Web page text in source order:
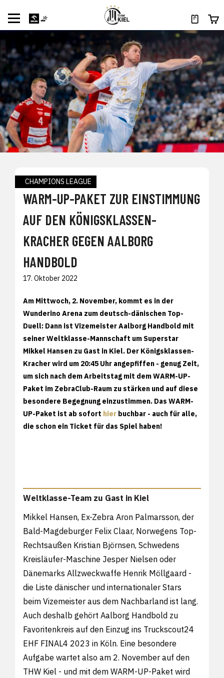
CHAMPIONS LEAGUE
WARM-UP-PAKET ZUR EINSTIMMUNG
AUF DEN KÖNIGSKLASSEN-
KRACHER GEGEN AALBORG
HANDBOLD
17. Oktober 2022
Am Mittwoch, 2. November, kommt es in der
Wunderino Arena zum deutsch-dänischen Top-
Duell: Dann ist Vizemeister Aalborg Handbold mit
seiner Weltklasse-Mannschaft um Superstar
Mikkel Hansen zu Gast in Kiel. Der Königsklassen-
Kracher wird um 20:45 Uhr angepfiffen - genug Zeit,
um sich nach dem Arbeitstag mit dem WARM-UP-
Paket im ZebraClub-Raum zu stärken und auf diese
besondere Begegnung einzustimmen. Das WARM-
UP-Paket ist ab sofort hier buchbar - auch für alle,
die schon ein Ticket für das Spiel haben!
Weltklasse-Team zu Gast in Kiel
Mikkel Hansen, Ex-Zebra Aron Palmarsson, der
Bald-Magdeburger Felix Claar, Norwegens Top-
Rechtsaußen Kristian Björnsen, Schwedens
Kreisläufer-Maschine Jesper Nielsen oder
Dänemarks Allzweckwaffe Henrik Möllgaard -
die Liste dänischer und internationaler Stars
beim Vizemeister aus dem Nachbarland ist lang.
Auch deshalb gehört Aalborg Handbold zu
Favoritenkreis auf den Einzug ins Truckscout24
EHF FINAL4 2023 in Köln. Eine besondere
Aufgabe wartet also am 2. November auf den
THW Kiel - und mit dem WARM-UP-Paket wird